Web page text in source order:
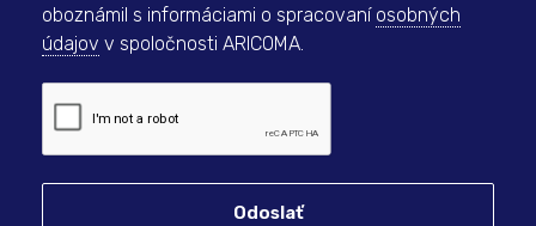
oboznámil s informáciami o spracovaní osobných
údajov v spoločnosti ARICOMA.
Odoslať